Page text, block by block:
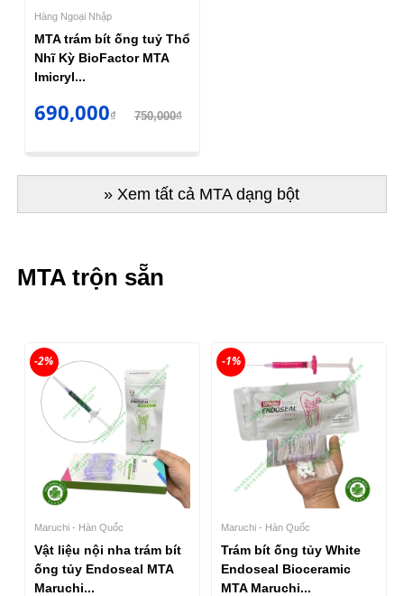
Hàng Ngoại Nhập
MTA trám bít ống tuỷ Thổ
Nhĩ Kỳ BioFactor MTA
Imicryl...
690,000₫ 750,000₫
» Xem tất cả MTA dạng bột
MTA trộn sẵn
Maruchi - Hàn Quốc
Vật liệu nội nha trám bít
ống tủy Endoseal MTA
Maruchi...
-2%
Maruchi - Hàn Quốc
Trám bít ống tủy White
Endoseal Bioceramic
MTA Maruchi...
-1%